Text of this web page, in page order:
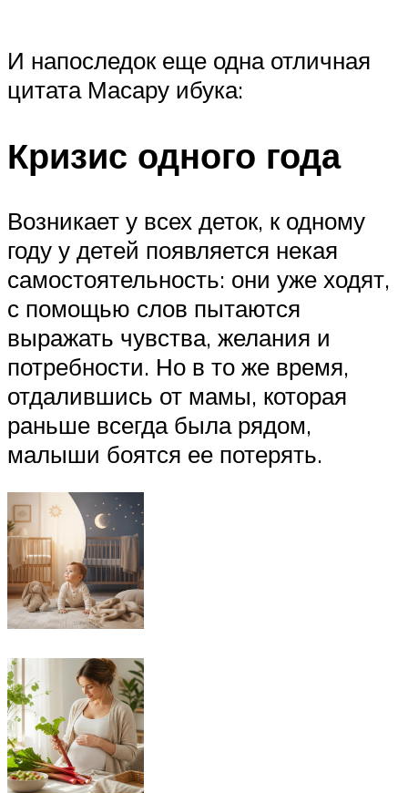
И напоследок еще одна отличная
цитата Масару ибука:
Кризис одного года
Возникает у всех деток, к одному
году у детей появляется некая
самостоятельность: они уже ходят,
с помощью слов пытаются
выражать чувства, желания и
потребности. Но в то же время,
отдалившись от мамы, которая
раньше всегда была рядом,
малыши боятся ее потерять.